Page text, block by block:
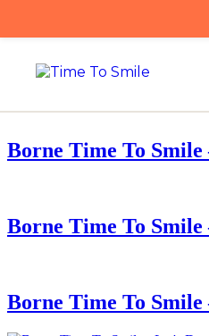
Borne Time To Smile
Borne Time To Smile
Borne Time To Smile